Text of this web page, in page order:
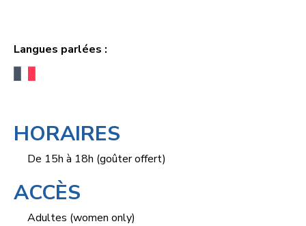
Langues parlées :
HORAIRES
De 15h à 18h (goûter offert)
ACCÈS
Adultes (women only)